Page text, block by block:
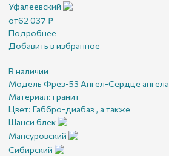
Уфалеевский
от62 037 ₽
Подробнее
Добавить в избранное
В наличии
Модель Фрез-53 Ангел-Сердце ангела
Материал: гранит
Цвет: Габбро-диабаз , а также
Шанси блек
Мансуровский
Сибирский